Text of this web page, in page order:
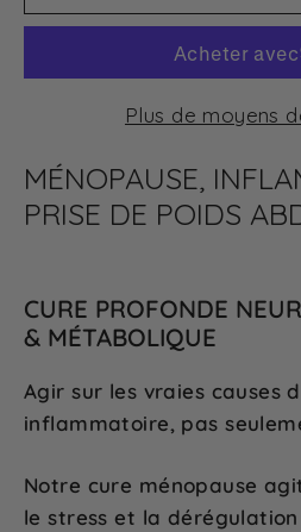
Plus de moyens
MÉNOPAUSE,
PRISE DE POIDS
CURE PROFONDE
& MÉTABOLIQUE
Agir sur les vraies causes
inflammatoire, pas
Notre cure ménopause
le stress et la